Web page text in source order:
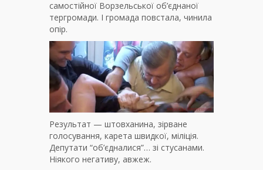
самостійної Ворзельської об’єднаної
тергромади. І громада повстала, чинила
опір.
Результат — штовханина, зірване
голосування, карета швидкої, міліція.
Депутати “об’єдналися”… зі стусанами.
Ніякого негативу, авжеж.